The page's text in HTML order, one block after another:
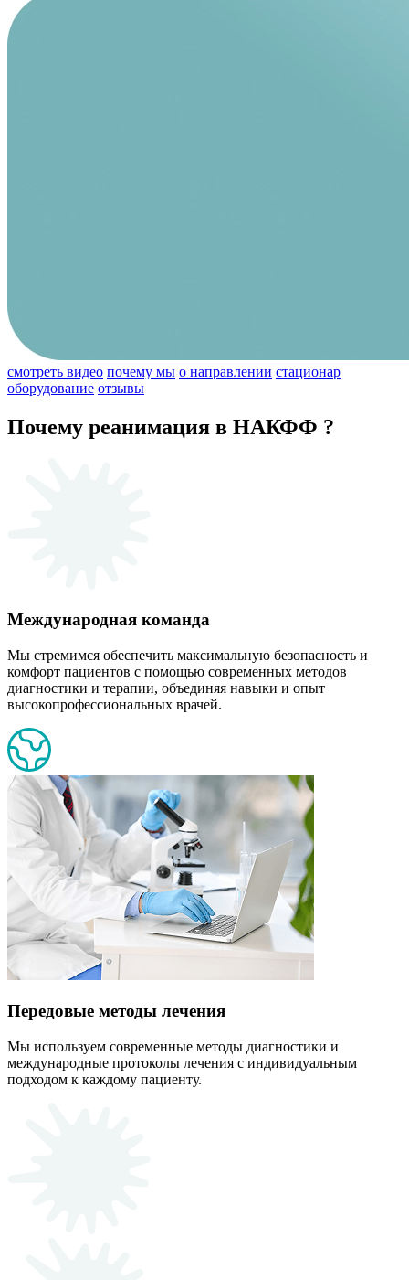
смотреть видео почему мы о направлении стационар
оборудование отзывы
Почему реанимация в НАКФФ ?
Международная команда
Мы стремимся обеспечить максимальную безопасность и
комфорт пациентов с помощью современных методов
диагностики и терапии, объединяя навыки и опыт
высокопрофессиональных врачей.
Передовые методы лечения
Мы используем современные методы диагностики и
международные протоколы лечения с индивидуальным
подходом к каждому пациенту.